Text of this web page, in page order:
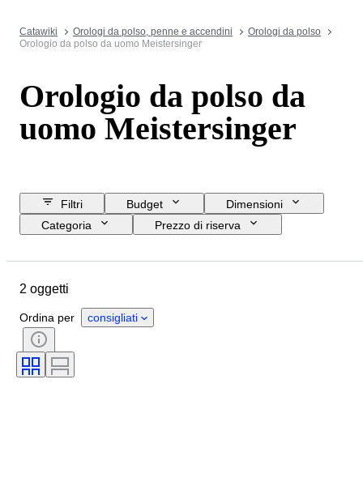
Catawiki Orologi da polso, penne e accendini
Orologi da polso
Orologio da polso da uomo Meistersinger
Orologio da polso da
uomo Meistersinger
Filtri Budget
Dimensioni
Categoria
Prezzo di riserva
Genere
Movimento dell'orologio
Lunghezza del cinturino dell’orologio
Materiale del cinturino dell’orologio
Diametro della cassa
2 oggetti
Ordina per consigliati